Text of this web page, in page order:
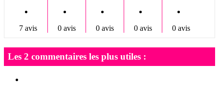
7 avis 0 avis 0 avis 0 avis 0 avis
Les 2 commentaires les plus utiles :